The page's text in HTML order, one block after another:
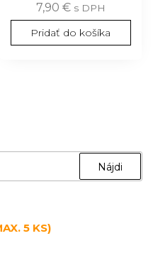
7,90 € s DPH
Pridať do košíka
5 KS)